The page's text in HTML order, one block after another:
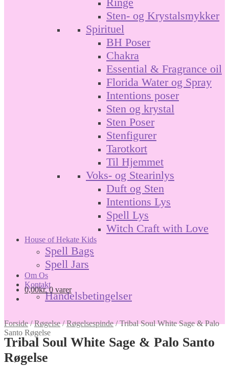
Sten- og Krystalsmykker
Spirituel
BH Poser
Chakra
Essential & Fragrance oil
Florida Water og Spray
Intentions poser
Sten og krystal
Sten Poser
Stenfigurer
Tarotkort
Til Hjemmet
Voks- og Stearinlys
Duft og Sten
Intentions Lys
Spell Lys
Witch Craft with Love
House of Hekate Kids
Spell Bags
Spell Jars
Om Os
Kontakt
Handelsbetingelser
0,00kr. 0 varer
Forside/Røgelse/Røgelsespinde/Tribal Soul White Sage & Palo
Santo Røgelse
Tribal Soul White Sage & Palo Santo
Røgelse